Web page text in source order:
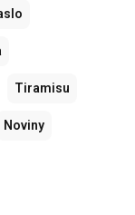
Tiramisu
Noviny